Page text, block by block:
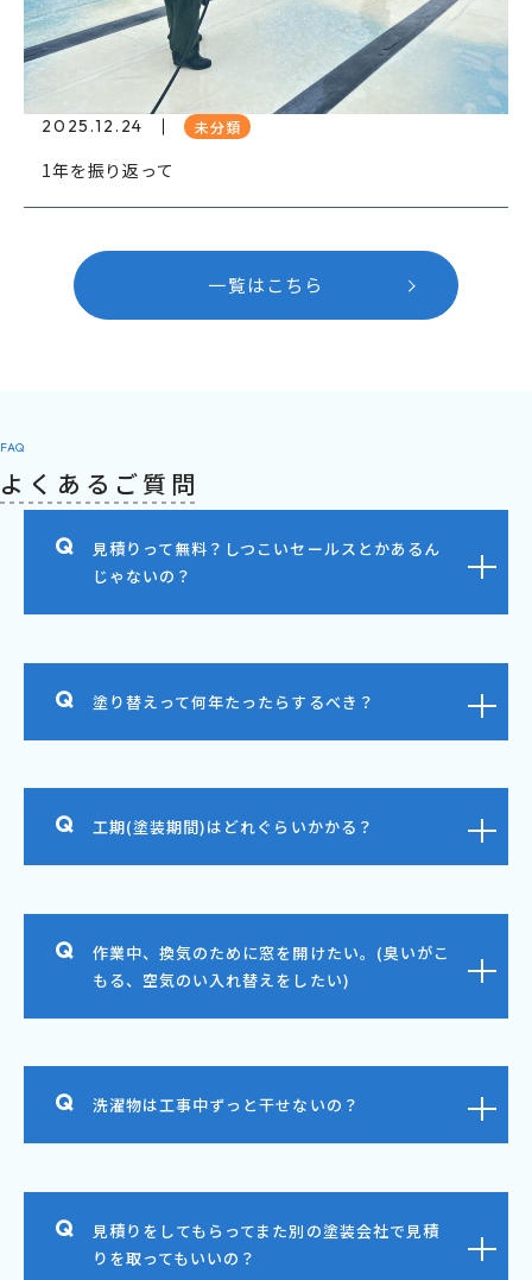
2025.12.24 未分類
1年を振り返って
一覧はこちら
FAQ
よくあるご質問
見積りって無料？しつこいセールスとかあるん
じゃないの？
塗り替えって何年たったらするべき？
工期(塗装期間)はどれぐらいかかる？
作業中、換気のために窓を開けたい。(臭いがこ
もる、空気のい入れ替えをしたい)
洗濯物は工事中ずっと干せないの？
見積りをしてもらってまた別の塗装会社で見積
りを取ってもいいの？